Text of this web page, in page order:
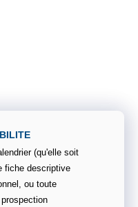
(qu'elle soit
fiche descriptive
ou toute